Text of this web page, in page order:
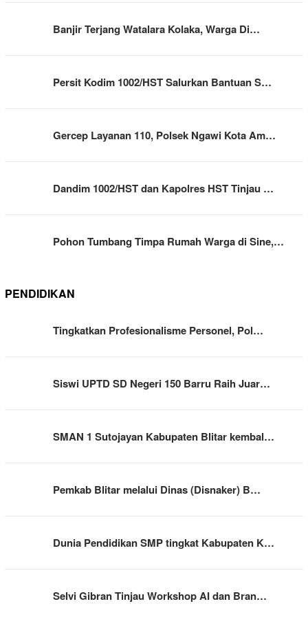
Banjir Terjang Watalara Kolaka, Warga Di…
Persit Kodim 1002/HST Salurkan Bantuan S…
Gercep Layanan 110, Polsek Ngawi Kota Am…
Dandim 1002/HST dan Kapolres HST Tinjau …
Pohon Tumbang Timpa Rumah Warga di Sine,…
PENDIDIKAN
Tingkatkan Profesionalisme Personel, Pol…
Siswi UPTD SD Negeri 150 Barru Raih Juar…
SMAN 1 Sutojayan Kabupaten Blitar kembal…
Pemkab Blitar melalui Dinas (Disnaker) B…
Dunia Pendidikan SMP tingkat Kabupaten K…
Selvi Gibran Tinjau Workshop AI dan Bran…